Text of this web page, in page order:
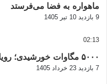
ماهواره به فضا می‌فرستد
9 بازدید 10 تیر 1405
02:13
۵۰۰۰ مگاوات خورشیدی؛ رویای سبز یا وعده تکراری؟
7 بازدید 23 خرداد 1405